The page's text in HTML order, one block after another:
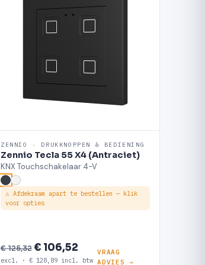
ZENNIO · DRUKKNOPPEN & BEDIENING
Zennio Tecla 55 X4 (Antraciet)
KNX Touchschakelaar 4-V
⚠ Afdekraam apart te bestellen — klik
voor opties
€ 125,32€ 106,52
excl. · € 128,89 incl. btw
VRAAG
ADVIES →